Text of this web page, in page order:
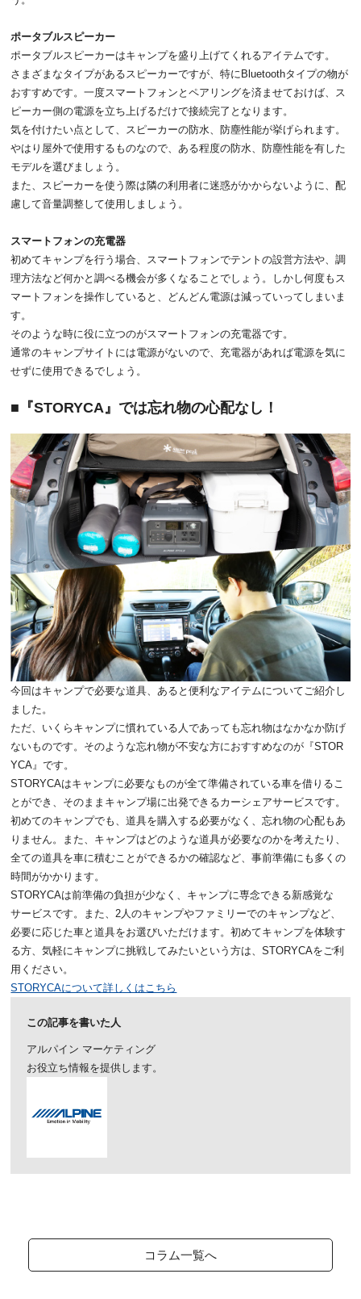
ポータブルスピーカー
ポータブルスピーカーはキャンプを盛り上げてくれるアイテムです。
さまざまなタイプがあるスピーカーですが、特にBluetoothタイプの物が
おすすめです。一度スマートフォンとペアリングを済ませておけば、ス
ピーカー側の電源を立ち上げるだけで接続完了となります。
気を付けたい点として、スピーカーの防水、防塵性能が挙げられます。
やはり屋外で使用するものなので、ある程度の防水、防塵性能を有した
モデルを選びましょう。
また、スピーカーを使う際は隣の利用者に迷惑がかからないように、配
慮して音量調整して使用しましょう。
スマートフォンの充電器
初めてキャンプを行う場合、スマートフォンでテントの設営方法や、調
理方法など何かと調べる機会が多くなることでしょう。しかし何度もス
マートフォンを操作していると、どんどん電源は減っていってしまいま
す。
そのような時に役に立つのがスマートフォンの充電器です。
通常のキャンプサイトには電源がないので、充電器があれば電源を気に
せずに使用できるでしょう。
『STORYCA』では忘れ物の心配なし！
今回はキャンプで必要な道具、あると便利なアイテムについてご紹介し
ました。
ただ、いくらキャンプに慣れている人であっても忘れ物はなかなか防げ
ないものです。そのような忘れ物が不安な方におすすめなのが『STOR
YCA』です。
STORYCAはキャンプに必要なものが全て準備されている車を借りるこ
とができ、そのままキャンプ場に出発できるカーシェアサービスです。
初めてのキャンプでも、道具を購入する必要がなく、忘れ物の心配もあ
りません。また、キャンプはどのような道具が必要なのかを考えたり、
全ての道具を車に積むことができるかの確認など、事前準備にも多くの
時間がかかります。
STORYCAは前準備の負担が少なく、キャンプに専念できる新感覚な
サービスです。また、2人のキャンプやファミリーでのキャンプなど、
必要に応じた車と道具をお選びいただけます。初めてキャンプを体験す
る方、気軽にキャンプに挑戦してみたいという方は、STORYCAをご利
用ください。
STORYCAについて詳しくはこちら
この記事を書いた人
アルパイン マーケティング
お役立ち情報を提供します。
コラム一覧へ